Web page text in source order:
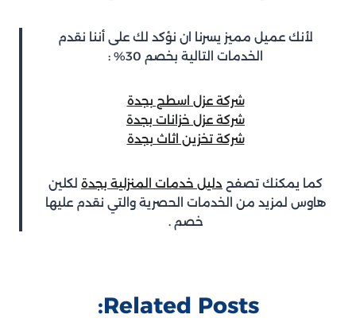
لأنك عميل مميز يسرنا ان نؤكد لك على أننا نقدم
الخدمات التالية بخصم 30% :
شركة عزل اسطح بجدة
شركة عزل خزانات بجدة
شركة تخزين اثاث بجدة
كما يمكنك تصفح دليل خدمات المنزلية بجدة لكلين
هاوس لمزيد من الخدمات الحصرية والتي نقدم عليها
خصم .
Related Posts: